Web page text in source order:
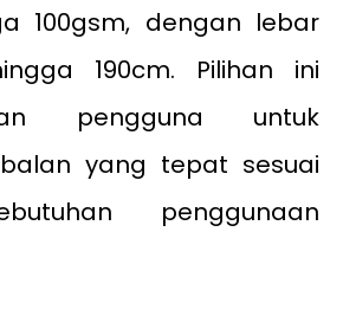
100gsm, dengan lebar
190cm. Pilihan ini
pengguna untuk
yang tepat sesuai
penggunaan